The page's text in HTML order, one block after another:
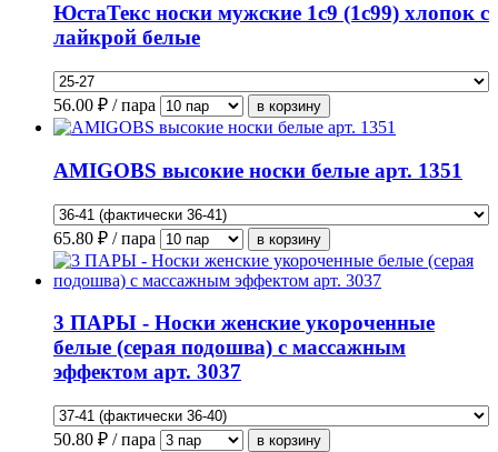
ЮстаТекс носки мужские 1с9 (1с99) хлопок с
лайкрой белые
56.00 ₽ / пара
AMIGOBS высокие носки белые арт. 1351
65.80 ₽ / пара
3 ПАРЫ - Носки женские укороченные
белые (серая подошва) с массажным
эффектом арт. 3037
50.80 ₽ / пара